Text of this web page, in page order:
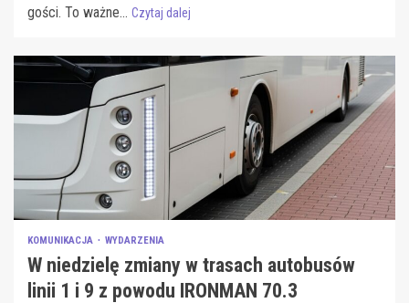
gości. To ważne... Czytaj dalej
KOMUNIKACJA WYDARZENIA
W niedzielę zmiany w trasach autobusów
linii 1 i 9 z powodu IRONMAN 70.3